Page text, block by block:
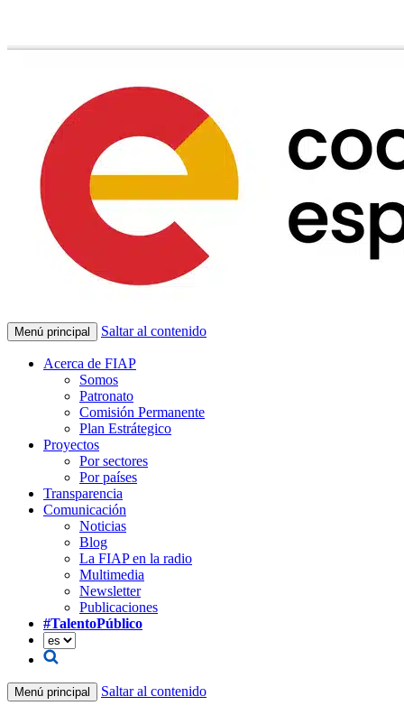
Menú principal Saltar al contenido
Acerca de FIAP
Somos
Patronato
Comisión Permanente
Plan Estrátegico
Proyectos
Por sectores
Por países
Transparencia
Comunicación
Noticias
Blog
La FIAP en la radio
Multimedia
Newsletter
Publicaciones
#TalentoPúblico
Menú principal Saltar al contenido